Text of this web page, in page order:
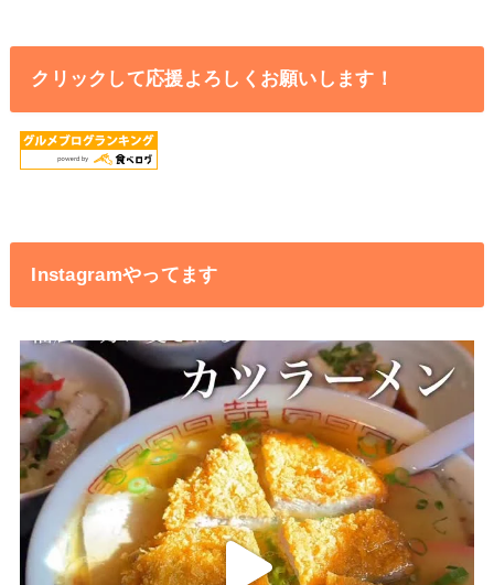
クリックして応援よろしくお願いします！
Instagramやってます